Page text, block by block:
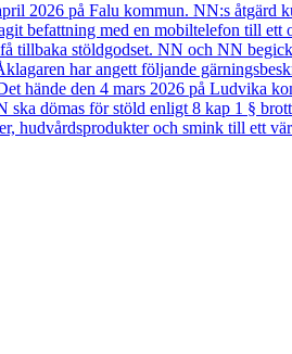
2026 på Falu kommun. NN:s åtgärd
befattning med en mobiltelefon till ett
tillbaka stöldgodset. NN och NN
har angett följande
hände den 4 mars 2026 på Ludvika
dömas för stöld enligt 8 kap 1 §
hudvårdsprodukter och smink till ett